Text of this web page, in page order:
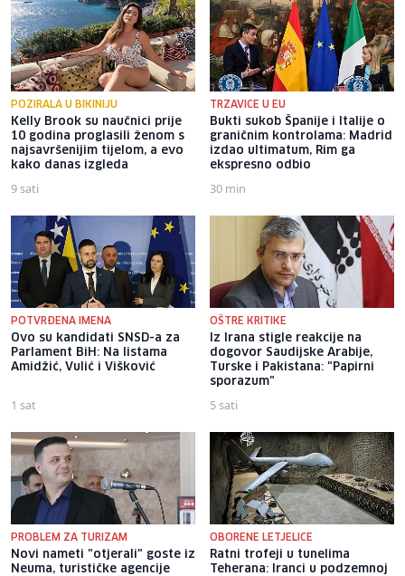
POZIRALA U BIKINIJU
Kelly Brook su naučnici prije
10 godina proglasili ženom s
najsavršenijim tijelom, a evo
kako danas izgleda
9 sati
TRZAVICE U EU
Bukti sukob Španije i Italije o
graničnim kontrolama: Madrid
izdao ultimatum, Rim ga
ekspresno odbio
30 min
POTVRĐENA IMENA
Ovo su kandidati SNSD-a za
Parlament BiH: Na listama
Amidžić, Vulić i Višković
1 sat
OŠTRE KRITIKE
Iz Irana stigle reakcije na
dogovor Saudijske Arabije,
Turske i Pakistana: "Papirni
sporazum"
5 sati
PROBLEM ZA TURIZAM
Novi nameti "otjerali" goste iz
Neuma, turističke agencije
OBORENE LETJELICE
Ratni trofeji u tunelima
Teherana: Iranci u podzemnoj